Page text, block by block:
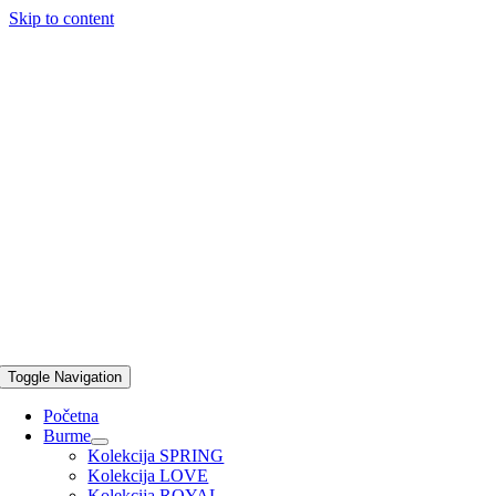
Skip to content
Toggle Navigation
Početna
Burme
Kolekcija SPRING
Kolekcija LOVE